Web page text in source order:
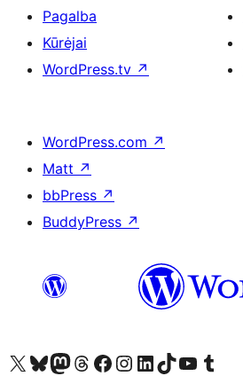
Pagalba
Kūrėjai
WordPress.tv ↗
WordPress.com ↗
Matt ↗
bbPress ↗
BuddyPress ↗
Visit our X (formerly Twitter) account
Apsilankykite mūsų Bluesky paskyroje
Visit our Mastodon account
Apsilankykite mūsų Threads paskyroje
Visit our Facebook page
Visit our Instagram account
Visit our LinkedIn account
Apsilankykite mūsų TikTok paskyroje
Visit our YouTube channel
Apsilankykite